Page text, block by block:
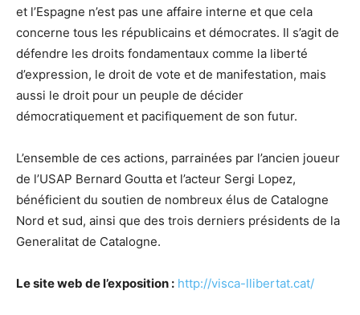
et l’Espagne n’est pas une affaire interne et que cela
concerne tous les républicains et démocrates. Il s’agit de
défendre les droits fondamentaux comme la liberté
d’expression, le droit de vote et de manifestation, mais
aussi le droit pour un peuple de décider
démocratiquement et pacifiquement de son futur.
L’ensemble de ces actions, parrainées par l’ancien joueur
de l’USAP Bernard Goutta et l’acteur Sergi Lopez,
bénéficient du soutien de nombreux élus de Catalogne
Nord et sud, ainsi que des trois derniers présidents de la
Generalitat de Catalogne.
Le site web de l’exposition : http://visca-llibertat.cat/